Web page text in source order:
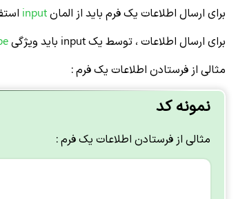
برای ارسال اطلاعات یک فرم باید از المانinput
برای ارسال اطلاعات ، توسط یک input باید ویژگی
مثالی از فرستادن اطلاعات یک فرم :
نمونه کد
مثالی از فرستادن اطلاعات یک فرم :